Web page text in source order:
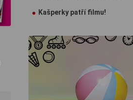
Kašperky patří filmu!